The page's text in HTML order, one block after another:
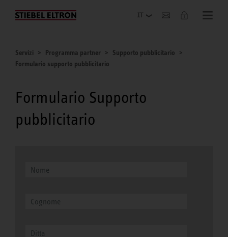
Azienda
Servizi Programma partner
Supporto pubblicitario
Formulario supporto pubblicitario
Formulario Supporto
pubblicitario